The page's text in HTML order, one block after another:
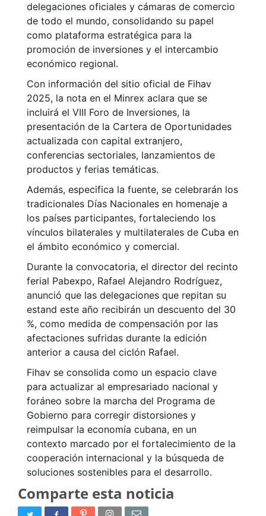
delegaciones oficiales y cámaras de comercio
de todo el mundo, consolidando su papel
como plataforma estratégica para la
promoción de inversiones y el intercambio
económico regional.
Con información del sitio oficial de Fihav
2025, la nota en el Minrex aclara que se
incluirá el VIII Foro de Inversiones, la
presentación de la Cartera de Oportunidades
actualizada con capital extranjero,
conferencias sectoriales, lanzamientos de
productos y ferias temáticas.
Además, especifica la fuente, se celebrarán los
tradicionales Días Nacionales en homenaje a
los países participantes, fortaleciendo los
vínculos bilaterales y multilaterales de Cuba en
el ámbito económico y comercial.
Durante la convocatoria, el director del recinto
ferial Pabexpo, Rafael Alejandro Rodríguez,
anunció que las delegaciones que repitan su
estand este año recibirán un descuento del 30
%, como medida de compensación por las
afectaciones sufridas durante la edición
anterior a causa del ciclón Rafael.
Fihav se consolida como un espacio clave
para actualizar al empresariado nacional y
foráneo sobre la marcha del Programa de
Gobierno para corregir distorsiones y
reimpulsar la economía cubana, en un
contexto marcado por el fortalecimiento de la
cooperación internacional y la búsqueda de
soluciones sostenibles para el desarrollo.
Comparte esta noticia